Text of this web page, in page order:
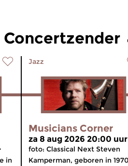
Concertzender
in
Jazz
Musicians Corner
za 8 aug 2026 20:00 uur
foto: Classical Next Steven
Kamperman, geboren in